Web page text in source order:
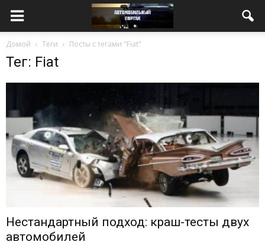
Домой Теги Посты с тегами "Fiat"
Тег: Fiat
Нестандартный подход: краш-тесты двух
автомобилей